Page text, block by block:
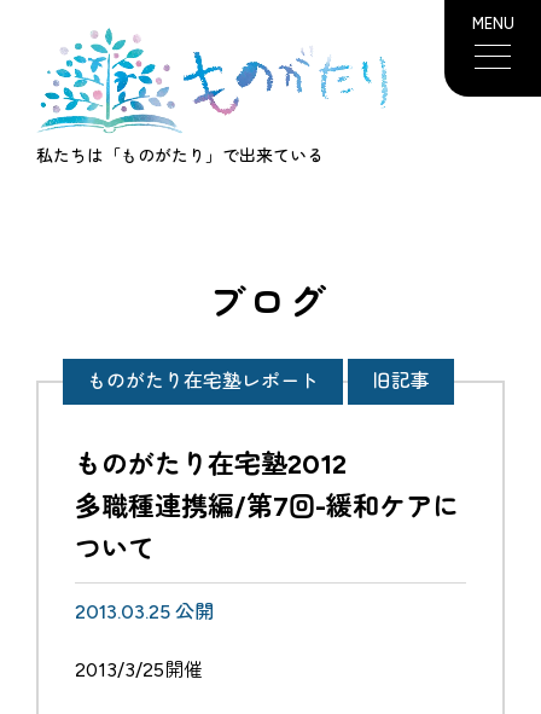
MENU
私たちは「ものがたり」で出来ている
ブログ
ものがたり在宅塾レポート 旧記事
ものがたり在宅塾2012
多職種連携編/第7回-緩和ケアに
ついて
2013.03.25 公開
2013/3/25開催